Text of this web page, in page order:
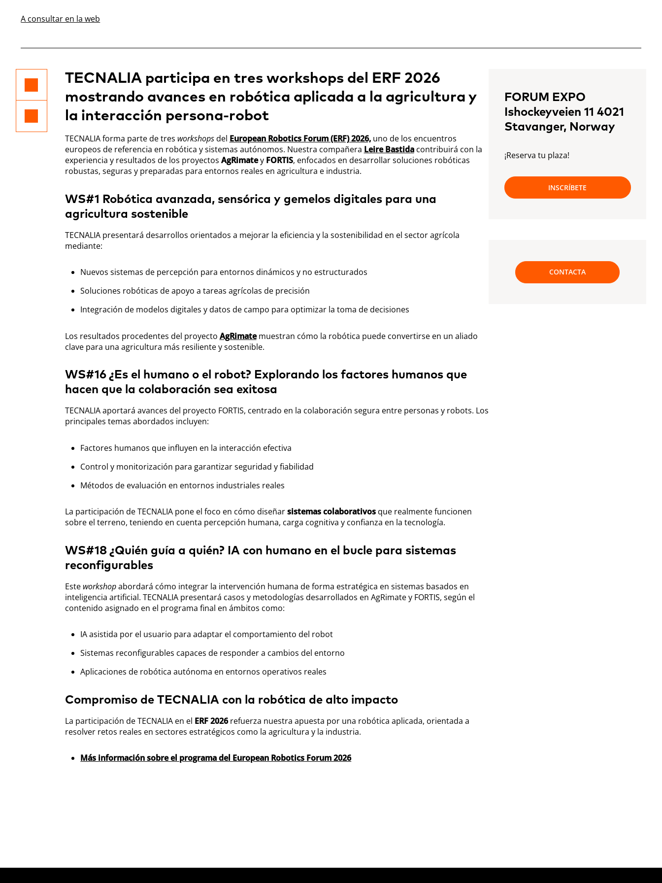
A consultar en la web
TECNALIA participa en tres workshops del ERF 2026
mostrando avances en robótica aplicada a la agricultura y
la interacción persona-robot
TECNALIA forma parte de tres workshopsdel European Robotics Forum (ERF) 2026,uno de los encuentros
europeos de referencia en robótica y sistemas autónomos. Nuestra compañera Leire Bastidacontribuirá con la
experiencia y resultados de los proyectos AgRimatey FORTIS, enfocados en desarrollar soluciones robóticas
robustas, seguras y preparadas para entornos reales en agricultura e industria.
WS#1 Robótica avanzada, sensórica y gemelos digitales para una
agricultura sostenible
TECNALIA presentará desarrollos orientados a mejorar la eficiencia y la sostenibilidad en el sector agrícola
mediante:
Nuevos sistemas de percepción para entornos dinámicos y no estructurados
Soluciones robóticas de apoyo a tareas agrícolas de precisión
Integración de modelos digitales y datos de campo para optimizar la toma de decisiones
Los resultados procedentes del proyecto AgRimatemuestran cómo la robótica puede convertirse en un aliado
clave para una agricultura más resiliente y sostenible.
WS#16 ¿Es el humano o el robot? Explorando los factores humanos que
hacen que la colaboración sea exitosa
TECNALIA aportará avances del proyecto FORTIS, centrado en la colaboración segura entre personas y robots. Los
principales temas abordados incluyen:
Factores humanos que influyen en la interacción efectiva
Control y monitorización para garantizar seguridad y fiabilidad
Métodos de evaluación en entornos industriales reales
La participación de TECNALIA pone el foco en cómo diseñarsistemas colaborativosque realmente funcionen
sobre el terreno, teniendo en cuenta percepción humana, carga cognitiva y confianza en la tecnología.
WS#18 ¿Quién guía a quién? IA con humano en el bucle para sistemas
reconfigurables
Este workshopabordará cómo integrar la intervención humana de forma estratégica en sistemas basados en
inteligencia artificial. TECNALIA presentará casos y metodologías desarrollados en AgRimate y FORTIS, según el
contenido asignado en el programa final en ámbitos como:
IA asistida por el usuario para adaptar el comportamiento del robot
Sistemas reconfigurables capaces de responder a cambios del entorno
Aplicaciones de robótica autónoma en entornos operativos reales
Compromiso de TECNALIA con la robótica de alto impacto
La participación de TECNALIA en el ERF 2026refuerza nuestra apuesta por una robótica aplicada, orientada a
resolver retos reales en sectores estratégicos como la agricultura y la industria.
Más información sobre el programa del European Robotics Forum 2026
FORUM EXPO
Ishockeyveien 11 4021
Stavanger, Norway
¡Reserva tu plaza!
INSCRÍBETE
CONTACTA